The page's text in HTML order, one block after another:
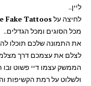
ליין..
לחיצה על Fake Tattoos
מכל הסוגים ומכל הגדלים..
את התמונה שלכם תוכלו
לצלם את עצמכם דרך
הממשק עצמו דיי פשוט
ולשלוט על רמת הקשיפות